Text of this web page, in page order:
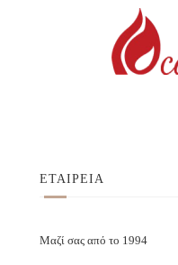
ΕΤΑΙΡΕΙΑ
Μαζί σας από το 1994